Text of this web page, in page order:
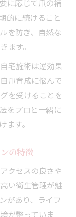
ケアのみ施術
自爪の悩み
ルケア流儀
を日常に取り
続ける秘訣
の指先ケア
ケア名古屋駅
に応じて爪の補
的に続けること
を防ぎ、自然な
ます。
宅施術は逆効果
爪育成に悩んで
を受けることを
をプロと一緒に
ます。
の特徴
クセスの良さや
い衛生管理が魅
があり、ライフ
が整っていま